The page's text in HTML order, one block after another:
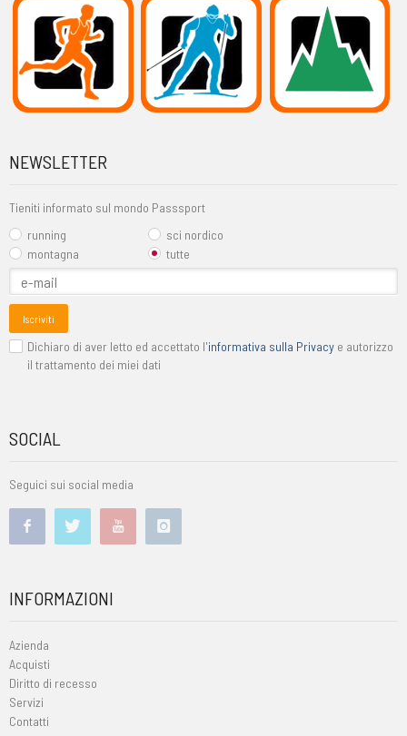
NEWSLETTER
Tieniti informato sul mondo Passsport
running
sci nordico
montagna
tutte
Iscriviti
Dichiaro di aver letto ed accettato l'informativa sulla Privacy e autorizzo
il trattamento dei miei dati
SOCIAL
Seguici sui social media
INFORMAZIONI
Azienda
Acquisti
Diritto di recesso
Servizi
Contatti